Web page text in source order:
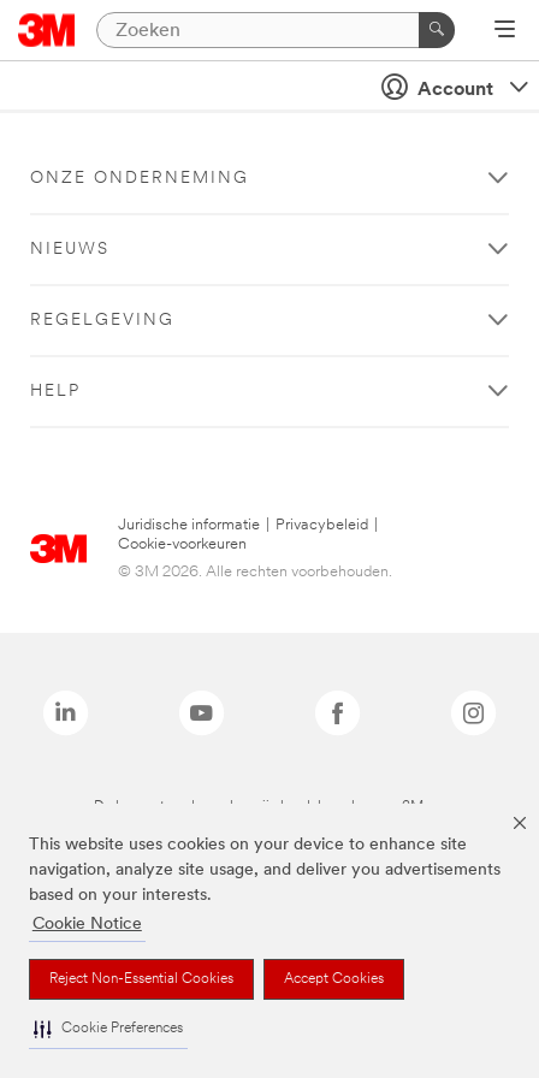
This website uses cookies on your device to enhance site
navigation, analyze site usage, and deliver you advertisements
based on your interests.
Cookie Notice
Reject Non-Essential Cookies Accept Cookies
Cookie Preferences
Account
ONZE ONDERNEMING
NIEUWS
REGELGEVING
HELP
Juridische informatie Privacybeleid
Cookie-voorkeuren
© 3M 2026. Alle rechten voorbehouden.
De bovenstaande merken zijn handelsmerken van 3M.we